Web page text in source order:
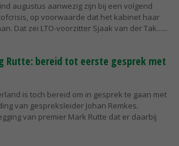
augustus aanwezig zijn bij een volgend
op voorwaarde dat het kabinet haar
Dat zei LTO-voorzitter Sjaak van der Tak...
Rutte: bereid tot eerste gesprek met
is toch bereid om in gesprek te gaan met
van gespreksleider Johan Remkes.
van premier Mark Rutte dat er daarbij